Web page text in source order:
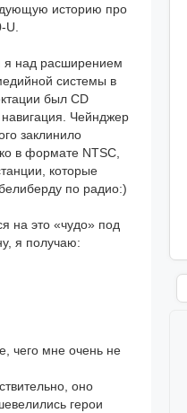
историю про
я над расширением
системы в
был CD
Чейнджер
заклинило
в формате NTSC,
которые
по радио:)
на это «чудо» под
я получаю:
чего мне очень не
оно
герои